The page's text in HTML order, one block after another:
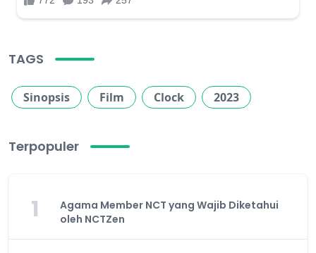
TAGS
Sinopsis Film Clock 2023
Terpopuler
1
Agama Member NCT yang Wajib Diketahui
oleh NCTZen